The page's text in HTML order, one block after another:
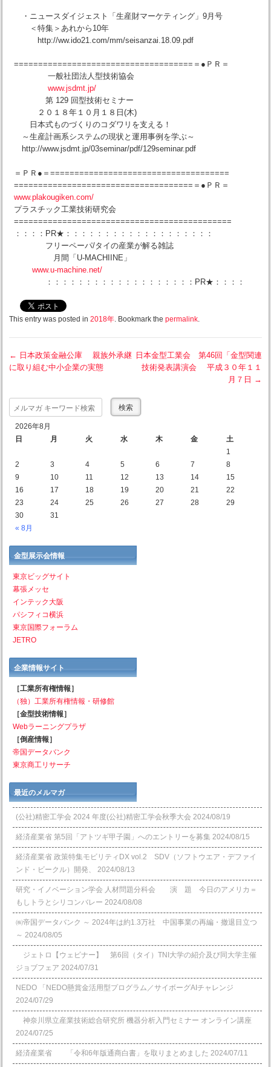
・ニュースダイジェスト「生産財マーケティング」9月号
＜特集＞あれから10年
http://ww.ido21.com/mm/seisanzai.18.09.pdf
=====================================＝●ＰＲ＝
一般社団法人型技術協会
www.jsdmt.jp/
第 129 回型技術セミナー
２０１８年１０月１８日(木)
日本式ものづくりのコダワリを支える！
～生産計画系システムの現状と運用事例を学ぶ～
http://www.jsdmt.jp/03seminar/pdf/129seminar.pdf
＝ＰＲ●＝=====================================
=====================================＝●ＰＲ＝
www.plakougiken.com/
プラスチック工業技術研究会
=============================================
：：：：PR★：：：：：：：：：：：：：：：：：：：
フリーペーパ/タイの産業が解る雑誌
月間「U-MACHIINE」
www.u-machine.net/
：：：：：：：：：：：：：：：：：：：PR★：：：：
This entry was posted in 2018年. Bookmark the permalink.
Post navigation
← 日本政策金融公庫 親族外承継
に取り組む中小企業の実態
日本金型工業会 第46回「金型関連
技術発表講演会 平成３０年１１
月７日 →
Search
2026年8月
日
月 火 水 木 金 土
« 8月
1
2
3 4 5 6 7
8
9
10 11 12 13 14
15
16
17 18 19 20 21
22
23
24 25 26 27 28
29
30
31
金型展示会情報
東京ビッグサイト
幕張メッセ
インテック大阪
パシフィコ横浜
東京国際フォーラム
JETRO
企業情報サイト
［工業所有権情報］
（独）工業所有権情報・研修館
［金型技術情報］
Webラーニングプラザ
［倒産情報］
帝国データバンク
東京商工リサーチ
最近のメルマガ
(公社)精密工学会 2024 年度(公社)精密工学会秋季大会 2024/08/19
経済産業省 第5回「アトツギ甲子園」へのエントリーを募集 2024/08/15
経済産業省 政策特集モビリティDX vol.2 SDV（ソフトウエア・デファイ
ンド・ビークル）開発、
2024/08/13
研究・イノベーション学会 人材問題分科会 演 題 今日のアメリカ＝
もしトラとシリコンバレー 2024/08/08
㈱帝国データバンク ～ 2024年は約1.3万社 中国事業の再編・撤退目立つ
～ 2024/08/05
ジェトロ【ウェビナー】 第6回（タイ）TNI大学の紹介及び同大学主催
ジョブフェア 2024/07/31
NEDO 「NEDO懸賞⾦活⽤型プログラム／サイボーグAIチャレンジ
2024/07/29
神奈川県立産業技術総合研究所 機器分析入門セミナー オンライン講座
2024/07/25
経済産業省 「令和6年版通商白書」を取りまとめました 2024/07/11